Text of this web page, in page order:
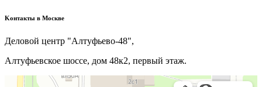
Kонтакты в Москве
Деловой центр "Алтуфьево-48",
Алтуфьевское шоссе, дом 48к2, первый этаж.